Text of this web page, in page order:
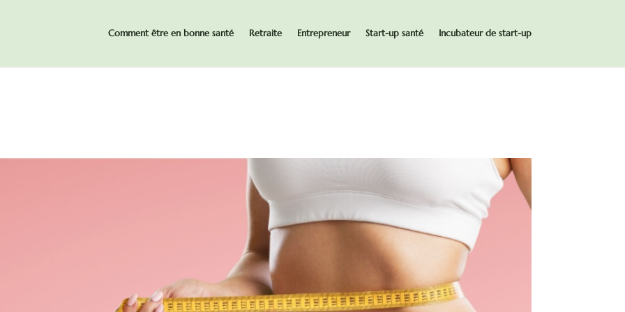
Comment être en bonne santé Retraite Entrepreneur Start-up santé Incubateur de start-up